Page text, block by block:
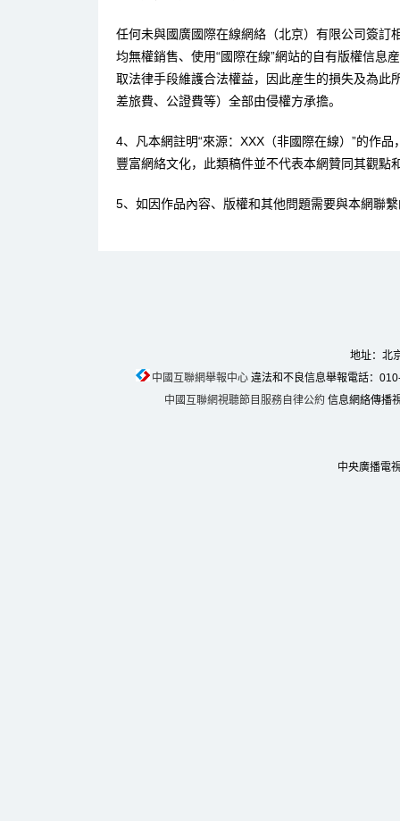
任何未與國廣國際在線網絡（北京）有限公司簽訂
均無權銷售、使用“國際在線”網站的自有版權信息
取法律手段維護合法權益，因此産生的損失及為此
差旅費、公證費等）全部由侵權方承擔。
4、凡本網註明“來源：XXX（非國際在線）”的作
豐富網絡文化，此類稿件並不代表本網贊同其觀點
5、如因作品內容、版權和其他問題需要與本網聯
地址：北
中國互聯網舉報中心違法和不良信息舉報電話：
中國互聯網視聽節目服務自律公約 信息網絡傳播
中央廣播電